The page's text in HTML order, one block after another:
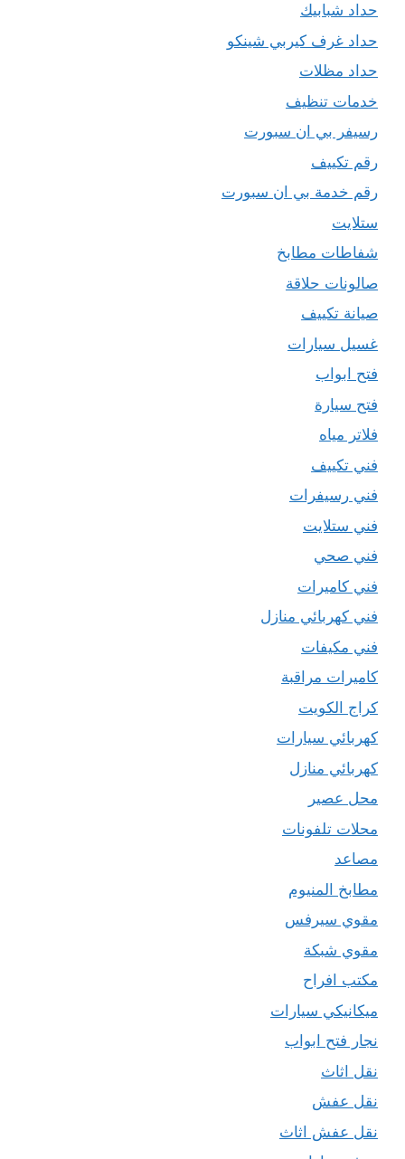
حداد شبابيك
حداد غرف كيربي شينكو
حداد مظلات
خدمات تنظيف
رسيفر بي ان سبورت
رقم تكييف
رقم خدمة بي ان سبورت
ستلايت
شفاطات مطابخ
صالونات حلاقة
صيانة تكييف
غسيل سيارات
فتح ابواب
فتح سيارة
فلاتر مياه
فني تكييف
فني رسيفرات
فني ستلايت
فني صحي
فني كاميرات
فني كهربائي منازل
فني مكيفات
كاميرات مراقبة
كراج الكويت
كهربائي سيارات
كهربائي منازل
محل عصير
محلات تلفونات
مصاعد
مطابخ المنيوم
مقوي سيرفس
مقوي شبكة
مكتب افراح
ميكانيكي سيارات
نجار فتح ابواب
نقل اثاث
نقل عفش
نقل عفش اثاث